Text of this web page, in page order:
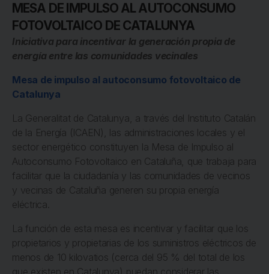
MESA DE IMPULSO AL AUTOCONSUMO
FOTOVOLTAICO DE CATALUNYA
Iniciativa para incentivar la generación propia de
energía entre las comunidades vecinales
Mesa de impulso al autoconsumo fotovoltaico de
Catalunya
La Generalitat de Catalunya, a través del Instituto Catalán
de la Energía (ICAEN), las administraciones locales y el
sector energético constituyen la Mesa de Impulso al
Autoconsumo Fotovoltaico en Cataluña, que trabaja para
facilitar que la ciudadanía y las comunidades de vecinos
y vecinas de Cataluña generen su propia energía
eléctrica.
La función de esta mesa es incentivar y facilitar que los
propietarios y propietarias de los suministros eléctricos de
menos de 10 kilovatios (cerca del 95 % del total de los